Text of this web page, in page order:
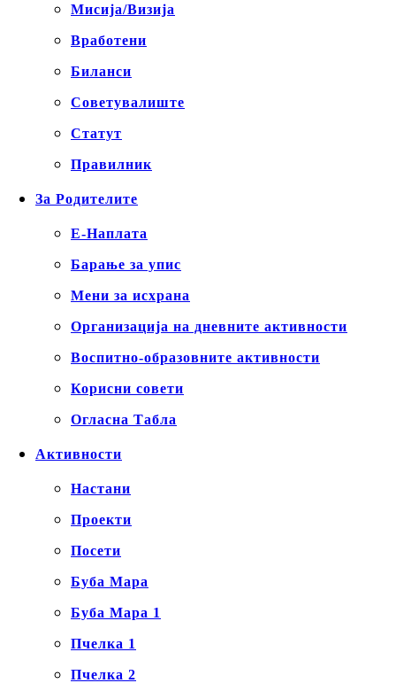
Мисија/Визија
Вработени
Биланси
Советувалиште
Статут
Правилник
За Родителите
Е-Наплата
Барање за упис
Мени за исхрана
Организација на дневните активности
Воспитно-образовните активности
Корисни совети
Огласна Табла
Активности
Настани
Проекти
Посети
Буба Мара
Буба Мара 1
Пчелка 1
Пчелка 2